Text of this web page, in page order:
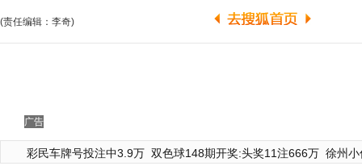
(责任编辑：李奇)
广告
彩民车牌号投注中3.9万 双色球148期开奖:头奖11注666万 徐州